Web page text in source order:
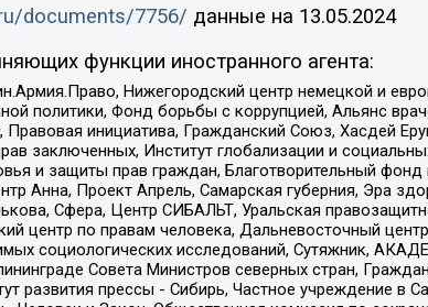
documents/7756/ данные на 13.05.2024
функции иностранного агента:
Нижегородский центр немецкой и
политики, Фонд борьбы с коррупцией, Альянс
Правовая инициатива, Гражданский Союз, Хасдей
заключенных, Институт глобализации и
и защиты прав граждан, Благотворительный
Анна, Проект Апрель, Самарская губерния, Эра
Сфера, Центр СИБАЛЬТ, Уральская
центр по правам человека, Дальневосточный
социологических исследований, Сутяжник,
Совета Министров северных стран,
развития прессы - Сибирь, Частное учреждение в